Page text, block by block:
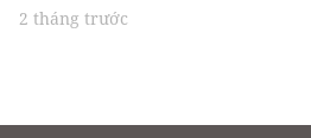
2 tháng trước